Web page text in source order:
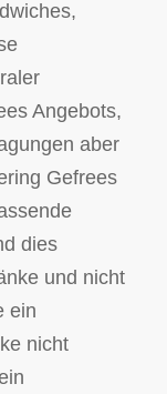
Angebots,
aber
Gefrees
dies
und nicht
ein
nicht